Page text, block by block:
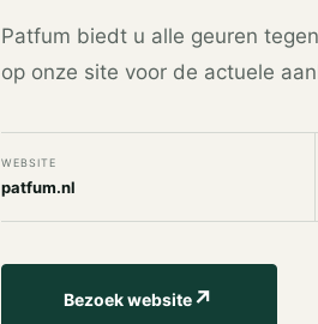
Patfum biedt u alle geuren
op onze site voor de actuele
WEBSITE
patfum.nl
Bezoek website↗